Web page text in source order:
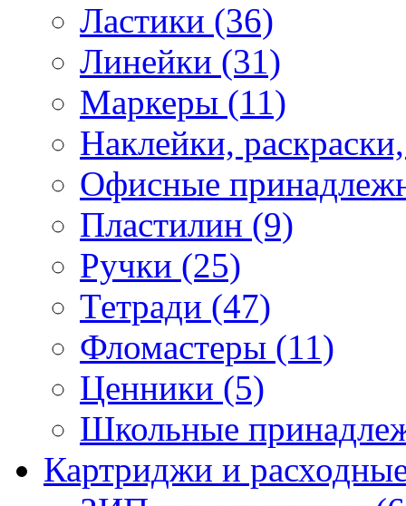
Ластики (36)
Линейки (31)
Маркеры (11)
Наклейки,
Офисные
Пластилин (9)
Ручки (25)
Тетради (47)
Фломастеры (11)
Ценники (5)
Школьные
Картриджи и